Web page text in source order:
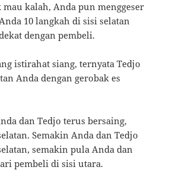
kalah, Anda pun menggeser
10 langkah di sisi selatan
dengan pembeli.
istirahat siang, ternyata Tedjo
Anda dengan gerobak es
dan Tedjo terus bersaing,
Semakin Anda dan Tedjo
semakin pula Anda dan
pembeli di sisi utara.